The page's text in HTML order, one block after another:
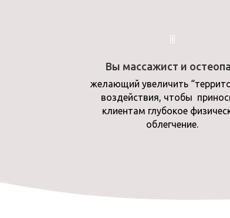
Вы массажист и
желающий увеличить
воздействия, чтобы
клиентам глубокое
облегчение.